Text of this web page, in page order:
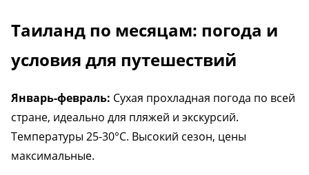
Таиланд по месяцам: погода и
условия для путешествий
Январь-февраль: Сухая прохладная погода по всей
стране, идеально для пляжей и экскурсий.
Температуры 25-30°C. Высокий сезон, цены
максимальные.